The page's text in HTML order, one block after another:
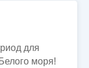
для
моря!